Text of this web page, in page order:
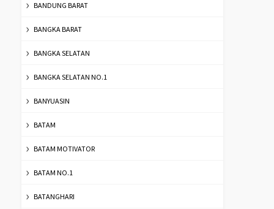
BANDUNG BARAT
BANGKA BARAT
BANGKA SELATAN
BANGKA SELATAN NO.1
BANYUASIN
BATAM
BATAM MOTIVATOR
BATAM NO.1
BATANGHARI